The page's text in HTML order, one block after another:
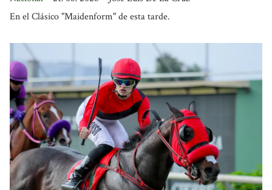
En el Clásico "Maidenform" de esta tarde.